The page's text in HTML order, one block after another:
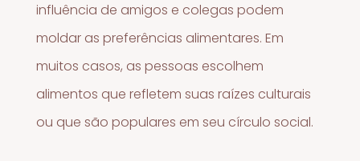
influência de amigos e colegas podem
moldar as preferências alimentares. Em
muitos casos, as pessoas escolhem
alimentos que refletem suas raízes culturais
ou que são populares em seu círculo social.